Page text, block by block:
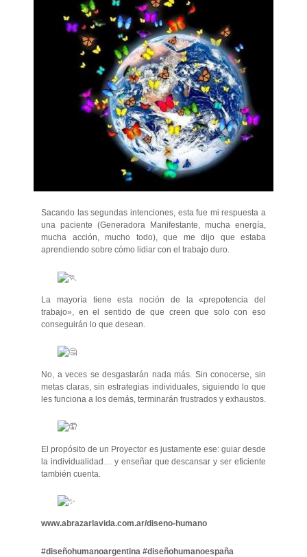
Sacando las segundas intenciones, esta fue mi respuesta a
una paciente (Generadora Manifestante, mucha energía,
mucha acción, mucho todo), que me dijo que estaba
aprendiendo sobre cómo lidiar con el trabajo duro.
La mayoría tiene esta noción de la «prepotencia del
trabajo», en el sentido de que creen que solo con eso
conseguirán lo que desean.
No, a veces se desgastarán nada más. Sin conocerse, sin
metas claras, sin estrategias individuales, siguiendo lo que
les funciona a los demás, terminarán frustrados y exhaustos.
El propósito de un Proyector es justamente ese: guiar desde
la individualidad… y enseñar que descansar y ser eficiente
también cuenta.
www.abrazarlavida.com.ar/diseno-humano
#diseñohumanoargentina #diseñohumanoespaña